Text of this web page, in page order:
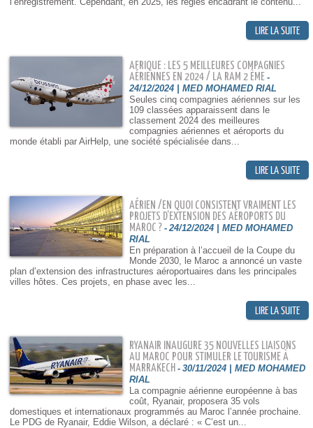
AFRIQUE : LES 5 MEILLEURES COMPAGNIES
AÉRIENNES EN 2024 / LA RAM 2 ÈME -
24/12/2024 | MED MOHAMED RIAL
Seules cinq compagnies aériennes sur les
109 classées apparaissent dans le
classement 2024 des meilleures
compagnies aériennes et aéroports du
monde établi par AirHelp, une société spécialisée dans...
AÉRIEN /EN QUOI CONSISTENT VRAIMENT LES
PROJETS D’EXTENSION DES AÉROPORTS DU
MAROC ? - 24/12/2024 | MED MOHAMED
RIAL
En préparation à l’accueil de la Coupe du
Monde 2030, le Maroc a annoncé un vaste
plan d’extension des infrastructures aéroportuaires dans les principales
villes hôtes. Ces projets, en phase avec les...
RYANAIR INAUGURE 35 NOUVELLES LIAISONS
AU MAROC POUR STIMULER LE TOURISME À
MARRAKECH - 30/11/2024 | MED MOHAMED
RIAL
La compagnie aérienne européenne à bas
coût, Ryanair, proposera 35 vols
domestiques et internationaux programmés au Maroc l’année prochaine.
Le PDG de Ryanair, Eddie Wilson, a déclaré : « C’est un...